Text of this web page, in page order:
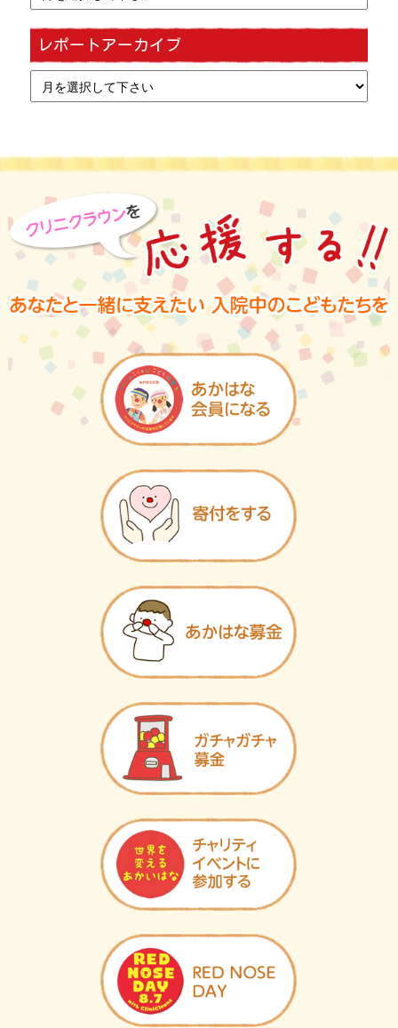
レポートアーカイブ